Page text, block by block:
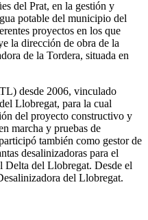
del Prat, en la gestión y
potable del municipio del
proyectos en los que
la dirección de obra de la
de la Tordera, situada en
desde 2006, vinculado
Llobregat, para la cual
del proyecto constructivo y
marcha y pruebas de
también como gestor de
desalinizadoras para el
Delta del Llobregat. Desde el
del Llobregat.